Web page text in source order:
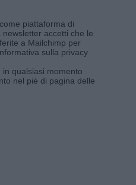
piattaforma di
accetti che le
a Mailchimp per
sulla privacy
qualsiasi momento
nel piè di pagina delle